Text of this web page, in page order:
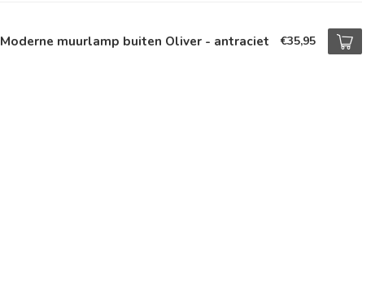
Moderne muurlamp buiten Oliver - antraciet €35,95